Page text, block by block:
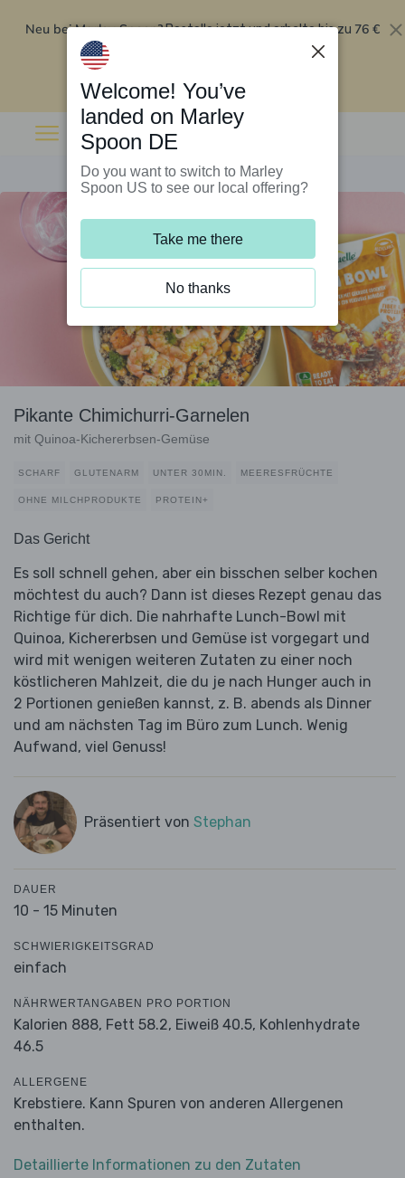
Neu bei Marley Spoon?Bestelle jetzt und erhalte bis zu 76 €
Rabatt auf deine ersten fünf Boxen
Pikante Chimichurri-Garnelen
mit Quinoa-Kichererbsen-Gemüse
SCHARF GLUTENARM UNTER 30MIN. MEERESFRÜCHTE
OHNE MILCHPRODUKTE PROTEIN+
Das Gericht
Es soll schnell gehen, aber ein bisschen selber kochen
möchtest du auch? Dann ist dieses Rezept genau das
Richtige für dich. Die nahrhafte Lunch-Bowl mit
Quinoa, Kichererbsen und Gemüse ist vorgegart und
wird mit wenigen weiteren Zutaten zu einer noch
köstlicheren Mahlzeit, die du je nach Hunger auch in
2 Portionen genießen kannst, z. B. abends als Dinner
und am nächsten Tag im Büro zum Lunch. Wenig
Aufwand, viel Genuss!
Präsentiert von Stephan
DAUER
10 - 15 Minuten
SCHWIERIGKEITSGRAD
einfach
NÄHRWERTANGABEN PRO PORTION
Kalorien 888, Fett 58.2, Eiweiß 40.5, Kohlenhydrate
46.5
ALLERGENE
Krebstiere. Kann Spuren von anderen Allergenen
enthalten.
Detaillierte Informationen zu den Zutaten
Welcome! You’ve
landed on Marley
Spoon DE
Do you want to switch to Marley
Spoon US to see our local offering?
Take me there
No thanks